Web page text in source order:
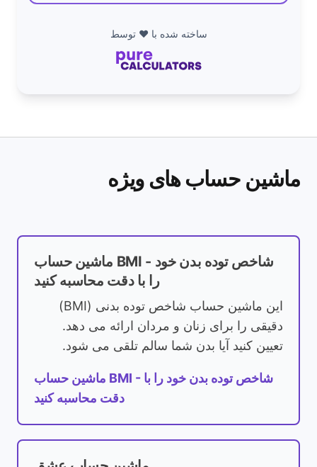
ساخته شده با ❤️ توسط
ماشین حساب های ویژه
ماشین حساب BMI - شاخص توده بدن خود
را با دقت محاسبه کنید
این ماشین حساب شاخص توده بدنی (BMI)
دقیقی را برای زنان و مردان ارائه می دهد.
تعیین کنید آیا بدن شما سالم تلقی می شود.
ماشین حساب BMI - شاخص توده بدن خود را با
دقت محاسبه کنید